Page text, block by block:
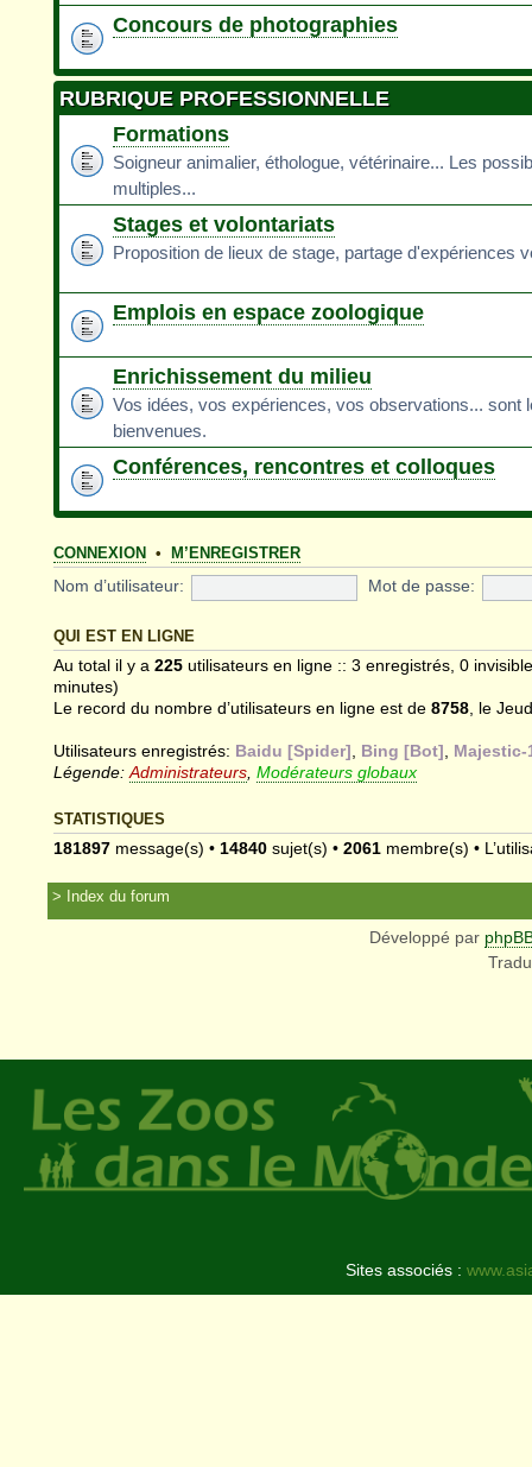
Concours de photographies
RUBRIQUE PROFESSIONNELLE
Formations
Soigneur animalier, éthologue, vétérinaire... Les
multiples...
Stages et volontariats
Proposition de lieux de stage, partage d'expériences
Emplois en espace zoologique
Enrichissement du milieu
Vos idées, vos expériences, vos observations... sont
bienvenues.
Conférences, rencontres et colloques
CONNEXION • M’ENREGISTRER
Nom d’utilisateur: Mot de passe:
QUI EST EN LIGNE
Au total il y a 225 utilisateurs en ligne :: 3 enregistrés, 0
minutes)
Le record du nombre d’utilisateurs en ligne est de 8758 , le
Utilisateurs enregistrés: Baidu [Spider] Bing [Bot]
Légende: Administrateurs Modérateurs globaux
STATISTIQUES
181897 message(s) • 14840 sujet(s) • 2061 membre(s) •
Index du forum
Développé par
Sites associés :